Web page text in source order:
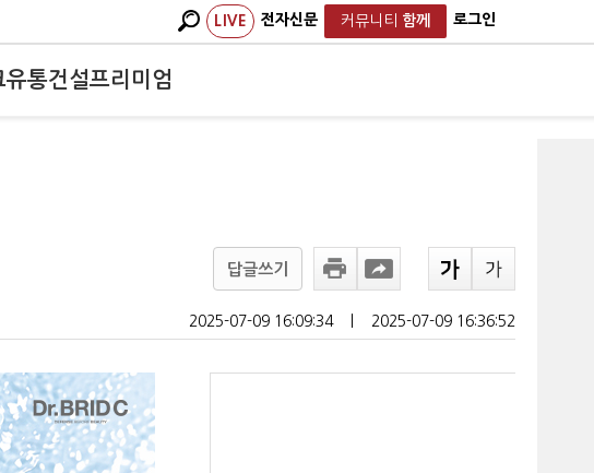
LIVE 전자신문 커뮤니티 함께 로그인
유통건설프리미엄
답글쓰기
2025-07-09 16:09:34 2025-07-09 16:36:52